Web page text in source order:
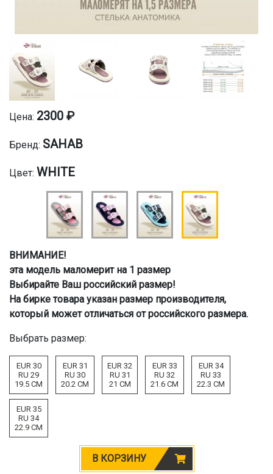
Цена: 2300 ₽
Бренд: SAHAB
Цвет: WHITE
ВНИМАНИЕ!
эта модель маломерит на 1 размер
Выбирайте Ваш российский размер!
На бирке товара указан размер производителя,
который может отличаться от российского размера.
Выбрать размер:
EUR 30
RU 29
19.5 CM
EUR 31
RU 30
20.2 CM
EUR 32
RU 31
21 CM
EUR 33
RU 32
21.6 CM
EUR 34
RU 33
22.3 CM
EUR 35
RU 34
22.9 CM
В КОРЗИНУ